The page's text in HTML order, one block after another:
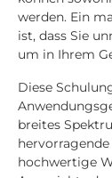
werden. Ein
ist, dass Sie
um in Ihrem
Diese
breites
hochwertige